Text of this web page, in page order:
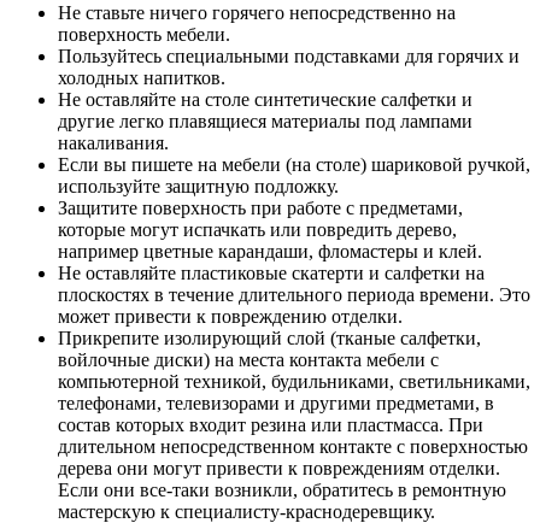
Не ставьте ничего горячего непосредственно на
поверхность мебели.
Пользуйтесь специальными подставками для горячих и
холодных напитков.
Не оставляйте на столе синтетические салфетки и
другие легко плавящиеся материалы под лампами
накаливания.
Если вы пишете на мебели (на столе) шариковой ручкой,
используйте защитную подложку.
Защитите поверхность при работе с предметами,
которые могут испачкать или повредить дерево,
например цветные карандаши, фломастеры и клей.
Не оставляйте пластиковые скатерти и салфетки на
плоскостях в течение длительного периода времени. Это
может привести к повреждению отделки.
Прикрепите изолирующий слой (тканые салфетки,
войлочные диски) на места контакта мебели с
компьютерной техникой, будильниками, светильниками,
телефонами, телевизорами и другими предметами, в
состав которых входит резина или пластмасса. При
длительном непосредственном контакте с поверхностью
дерева они могут привести к повреждениям отделки.
Если они все-таки возникли, обратитесь в ремонтную
мастерскую к специалисту-краснодеревщику.